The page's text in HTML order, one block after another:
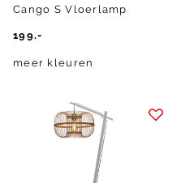
Cango S Vloerlamp
199.-
meer kleuren